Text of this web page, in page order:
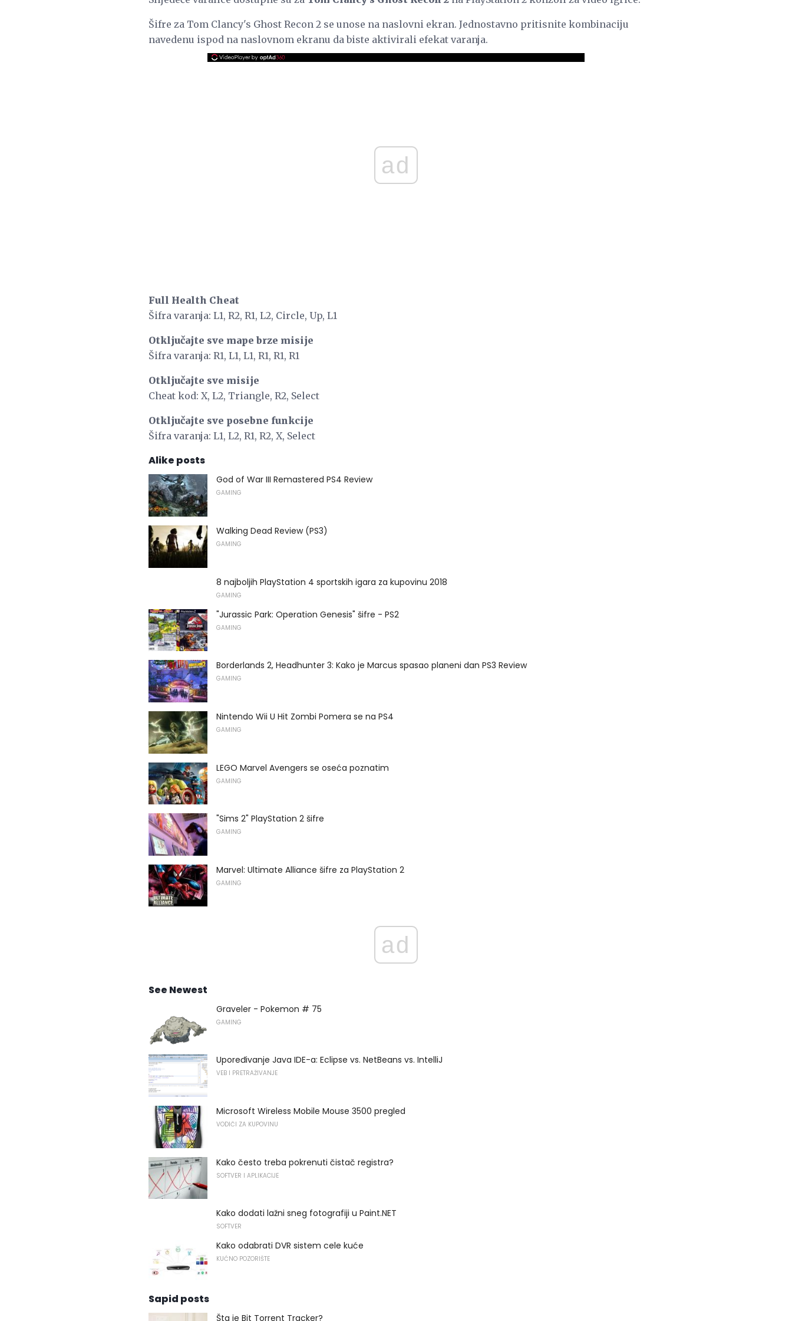
Šifre za Tom Clancy's Ghost Recon 2 se unose na naslovni ekran. Jednostavno pritisnite kombinaciju
navedenu ispod na naslovnom ekranu da biste aktivirali efekat varanja.
ad
Full Health Cheat
Šifra varanja: L1, R2, R1, L2, Circle, Up, L1
Otključajte sve mape brze misije
Šifra varanja: R1, L1, L1, R1, R1, R1
Otključajte sve misije
Cheat kod: X, L2, Triangle, R2, Select
Otključajte sve posebne funkcije
Šifra varanja: L1, L2, R1, R2, X, Select
Alike posts
God of War III Remastered PS4 Review
GAMING
Walking Dead Review (PS3)
GAMING
8 najboljih PlayStation 4 sportskih igara za kupovinu 2018
GAMING
"Jurassic Park: Operation Genesis" šifre - PS2
GAMING
Borderlands 2, Headhunter 3: Kako je Marcus spasao planeni dan PS3 Review
GAMING
Nintendo Wii U Hit Zombi Pomera se na PS4
GAMING
LEGO Marvel Avengers se oseća poznatim
GAMING
"Sims 2" PlayStation 2 šifre
GAMING
Marvel: Ultimate Alliance šifre za PlayStation 2
GAMING
ad
See Newest
Graveler - Pokemon # 75
GAMING
Upoređivanje Java IDE-a: Eclipse vs. NetBeans vs. IntelliJ
VEB I PRETRAŽIVANJE
Microsoft Wireless Mobile Mouse 3500 pregled
VODIČI ZA KUPOVINU
Kako često treba pokrenuti čistač registra?
SOFTVER I APLIKACIJE
Kako dodati lažni sneg fotografiji u Paint.NET
SOFTVER
Kako odabrati DVR sistem cele kuće
KUĆNO POZORIŠTE
Sapid posts
Šta je Bit Torrent Tracker?